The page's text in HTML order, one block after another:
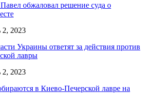
обжаловал решение суда о
2, 2023
Украины ответят за действия против
лавры
2, 2023
в Киево-Печерской лавре на